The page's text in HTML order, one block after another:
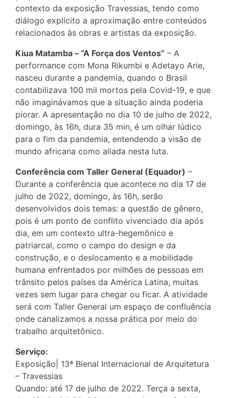
contexto da exposição Travessias, tendo como
diálogo explícito a aproximação entre conteúdos
relacionados às obras e artistas da exposição.
Kiua Matamba – “A Força dos Ventos” – A
performance com Mona Rikumbi e Adetayo Arie,
nasceu durante a pandemia, quando o Brasil
contabilizava 100 mil mortos pela Covid-19, e que
não imaginávamos que a situação ainda poderia
piorar. A apresentação no dia 10 de julho de 2022,
domingo, às 16h, dura 35 min, é um olhar lúdico
para o fim da pandemia, entendendo a visão de
mundo africana como aliada nesta luta.
Conferência com Taller General (Equador) –
Durante a conferência que acontece no dia 17 de
julho de 2022, domingo, às 16h, serão
desenvolvidos dois temas: a questão de gênero,
pois é um ponto de conflito vivenciado dia após
dia, em um contexto ultra-hegemônico e
patriarcal, como o campo do design e da
construção, e o deslocamento e a mobilidade
humana enfrentados por milhões de pessoas em
trânsito pelos países da América Latina, muitas
vezes sem lugar para chegar ou ficar. A atividade
será com Taller General um espaço de confluência
onde canalizamos a nossa prática por meio do
trabalho arquitetônico.
Serviço:
Exposição| 13ª Bienal Internacional de Arquitetura
– Travessias
Quando: até 17 de julho de 2022. Terça a sexta,